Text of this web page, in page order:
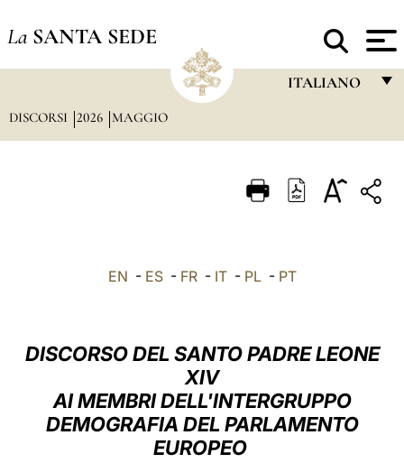
La SANTA SEDE
ITALIANO
ITALIANO
العربيّة
中文
LATINE
DISCORSI 2026 MAGGIO
EN - ES- FR- IT- PL- PT
DISCORSO DEL SANTO PADRE LEONE
XIV
AI MEMBRI DELL'INTERGRUPPO
DEMOGRAFIA DEL PARLAMENTO
EUROPEO